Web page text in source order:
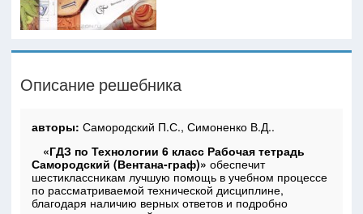
Описание решебника
авторы:Самородский П.С., Симоненко В.Д..
«ГДЗ по Технологии 6 класс Рабочая тетрадь
Самородский (Вентана-граф)»обеспечит
шестиклассникам лучшую помощь в учебном процессе
по рассматриваемой технической дисциплине,
благодаря наличию верных ответов и подробно